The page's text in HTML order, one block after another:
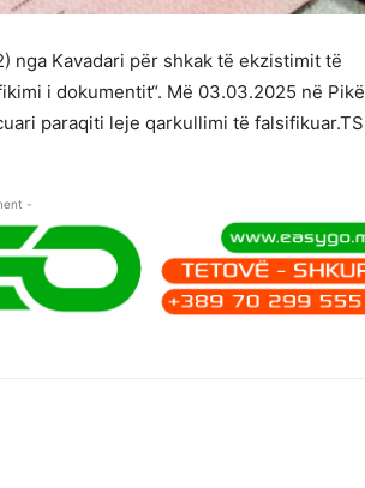
nga Kavadari për shkak të ekzistimit të
i dokumentit“. Më 03.03.2025 në Pikë
paraqiti leje qarkullimi të falsifikuar.TS
-